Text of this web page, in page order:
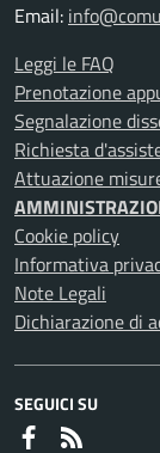
Email:
Leggi le FAQ
Prenotazione
Segnalazione
Richiesta
Attuazione
Cookie policy
Informativa
Note Legali
Dichiarazione di
SEGUICI SU
Faceboook